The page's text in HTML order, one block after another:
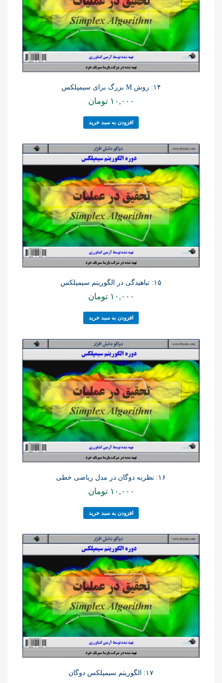
۱۴: روش M بزرگ برای سیمپلکس
۱۰,۰۰۰ تومان
افزودن به سبد خرید
۱۵: تباهیدگی در الگوریتم سیمپلکس
۱۰,۰۰۰ تومان
افزودن به سبد خرید
۱۶: نظریه دوگان در مدل ریاضی خطی
۱۰,۰۰۰ تومان
افزودن به سبد خرید
۱۷: الگوریتم سیمپلکس دوگان